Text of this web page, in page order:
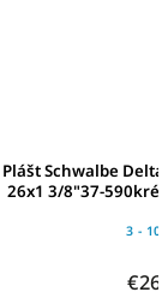
Plášt Schwalbe
26x1 3/8"37-
3 - 10